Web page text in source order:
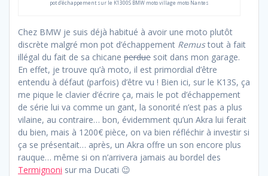
pot d’échappement sur le K1300S BMW moto village moto Nantes
Chez BMW je suis déjà habitué à avoir une moto plutôt
discrète malgré mon pot d’échappement Remustout à fait
illégal du fait de sa chicane perdue soit dans mon garage.
En effet, je trouve qu’à moto, il est primordial d’être
entendu à défaut (parfois) d’être vu ! Bien ici, sur le K13S, ça
me pique le clavier d’écrire ça, mais le pot d’échappement
de série lui va comme un gant, la sonorité n’est pas a plus
vilaine, au contraire… bon, évidemment qu’un Akra lui ferait
du bien, mais à 1200€ pièce, on va bien réfléchir à investir si
ça se présentait… après, un Akra offre un son encore plus
rauque… même si on n’arrivera jamais au bordel des
Termignoni sur ma Ducati 😉